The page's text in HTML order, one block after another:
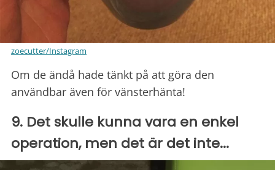
zoecutter/Instagram
Om de ändå hade tänkt på att göra den
användbar även för vänsterhänta!
9. Det skulle kunna vara en enkel
operation, men det är det inte...